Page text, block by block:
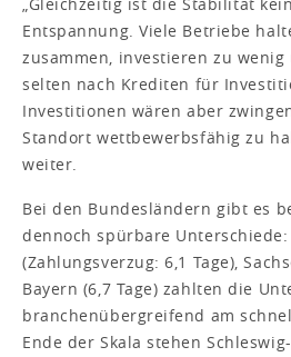
„Gleichzeitig ist die Stabilität
Entspannung. Viele Betriebe
zusammen, investieren zu
selten nach Krediten für
Investitionen wären aber
Standort wettbewerbsfähig zu
weiter.
Bei den Bundesländern gibt es
dennoch spürbare
(Zahlungsverzug: 6,1 Tage),
Bayern (6,7 Tage) zahlten die
branchenübergreifend am
Ende der Skala stehen